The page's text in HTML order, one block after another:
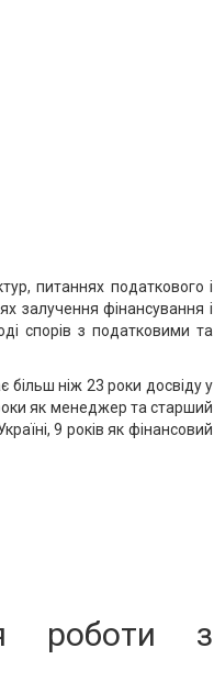
питаннях податкового і
залучення фінансування і
спорів з податковими та
ніж 23 роки досвіду у
як менеджер та старший
9 років як фінансовий
роботи з